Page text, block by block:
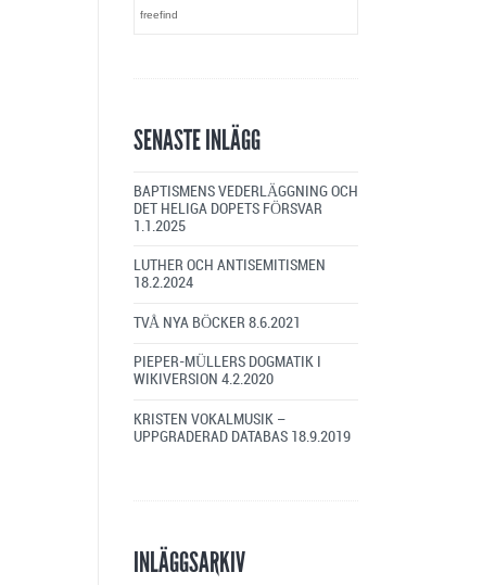
freefind
SENASTE INLÄGG
BAPTISMENS VEDERLÄGGNING OCH
DET HELIGA DOPETS FÖRSVAR
1.1.2025
LUTHER OCH ANTISEMITISMEN
18.2.2024
TVÅ NYA BÖCKER 8.6.2021
PIEPER-MÜLLERS DOGMATIK I
WIKIVERSION 4.2.2020
KRISTEN VOKALMUSIK –
UPPGRADERAD DATABAS 18.9.2019
INLÄGGSARKIV